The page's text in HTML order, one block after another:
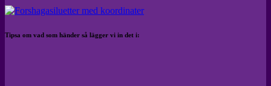
Tipsa om vad som händer så lägger vi in det i: